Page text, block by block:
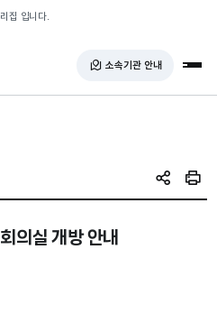
집 입니다.
유산연구소 소속기관 안내 전
SNS 공유인쇄
의실 개방 안내